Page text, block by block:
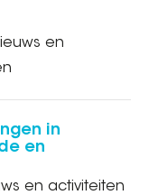
en
in
en
en activiteiten